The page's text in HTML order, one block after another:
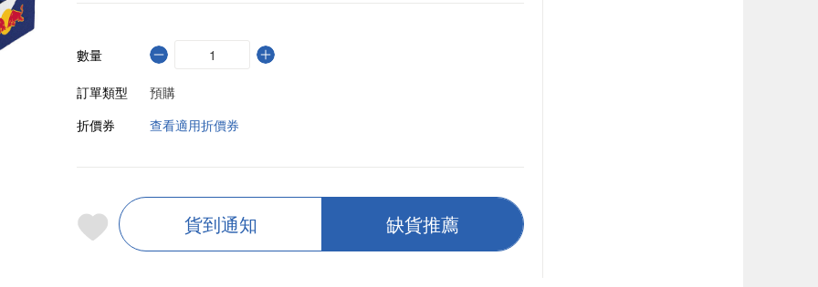
數量
訂單類型
預購
折價券
查看適用折價券
貨到通知 缺貨推薦